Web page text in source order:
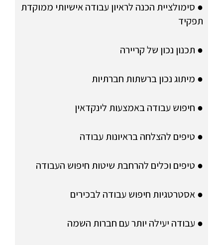
● סימולציית הכנה לראיון עבודה אישיותי ממוקדת
תפקיד
● תכנון נכון של קריירה
● מיתוג נכון ברשתות חברתיות
● חיפוש עבודה באמצעות לינקדאין
● טיפים להצלחה בראיונות עבודה
● טיפים וכלים להרחבת שיטות חיפוש העבודה
● אסטרטגיות חיפוש עבודה לבכירים
● עבודה יעילה יותר עם חברות השמה